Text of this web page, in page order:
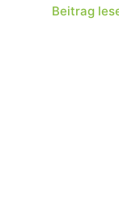
Beitrag